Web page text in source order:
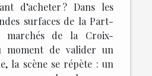
d’acheter ? Dans les
surfaces de la Part-
marchés de la Croix-
moment de valider un
la scène se répète : un